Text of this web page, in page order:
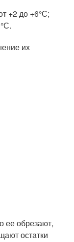
+2 до +6°С;
их
ее обрезают,
остатки